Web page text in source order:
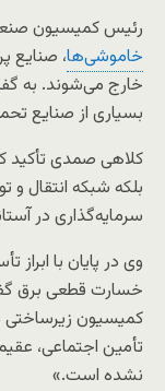
رئیس کمیسیون صنعت
خاموشی‌ها، صنایع
بسیاری از صنایع
کلاهی صمدی تأکید
بلکه شبکه انتقال
سرمایه‌گذاری در
وی در پایان با
خسارت قطعی برق
کمیسیون زیرساختی
تأمین اجتماعی،
نشده است.»